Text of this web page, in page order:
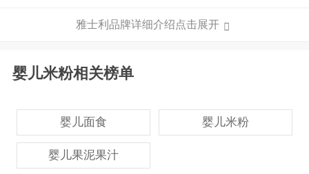
雅士利品牌详细介绍点击展开
婴儿米粉相关榜单
婴儿面食 婴儿米粉
婴儿果泥果汁